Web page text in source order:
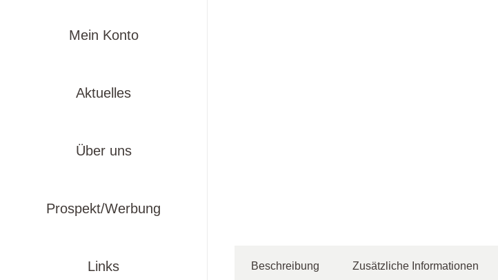
Mein Konto
Aktuelles
Über uns
Prospekt/Werbung
Links Beschreibung Zusätzliche Informationen